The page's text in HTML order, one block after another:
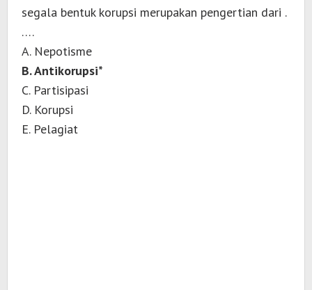
segala bentuk korupsi merupakan pengertian dari .
….
A. Nepotisme
B. Antikorupsi*
C. Partisipasi
D. Korupsi
E. Pelagiat